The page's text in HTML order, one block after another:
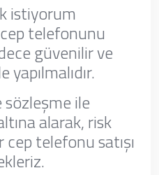
istiyorum
telefonunu
güvenilir ve
ile
alarak, risk
telefonu satışı